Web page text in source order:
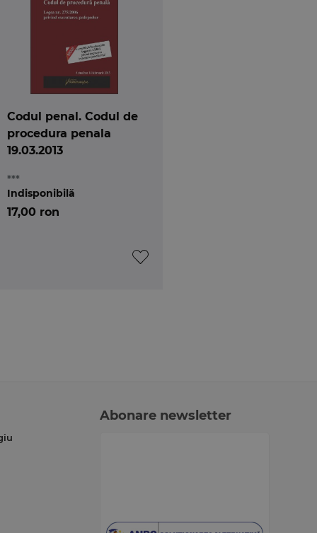
Codul penal. Codul de
procedura penala
19.03.2013
***
17,00 ron
Indisponibilă
Abonare newsletter